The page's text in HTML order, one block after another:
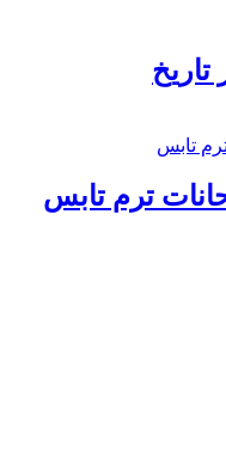
تاریخ
ترم تابس